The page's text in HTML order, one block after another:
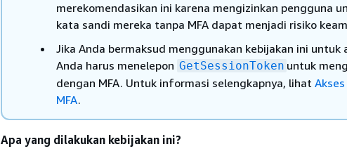
merekomendasikan ini karena mengizinkan pengguna
kata sandi mereka tanpa MFA dapat menjadi risiko
Jika Anda bermaksud menggunakan kebijakan ini untuk
Anda harus menelepon GetSessionToken untuk
dengan MFA. Untuk informasi selengkapnya, lihat
MFA.
Apa yang dilakukan kebijakan ini?